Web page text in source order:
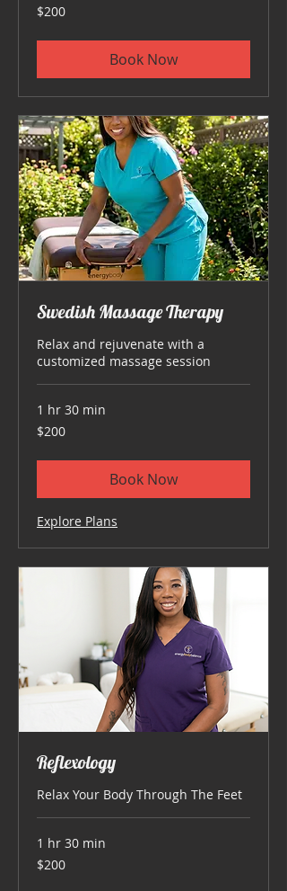
200
US
$200
Book Now
Swedish Massage Therapy
Relax and rejuvenate with a
customized massage session
1 hr 30 min
200
US
$200
Book Now
Explore Plans
Reflexology
Relax Your Body Through The Feet
1 hr 30 min
200
US
$200